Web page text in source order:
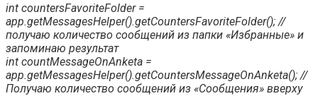
int countersFavoriteFolder =
app.getMessagesHelper().getCountersFavoriteFolder(); //
получаю количество сообщений из папки «Избранные» и
запоминаю результат
int countMessageOnAnketa =
app.getMessagesHelper().getCountersMessageOnAnketa(); //
Получаю количество сообщений из «Сообщения» вверху